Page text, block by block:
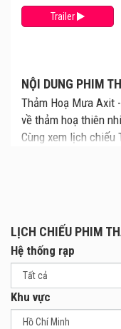
NỘI DUNG PHIM
Thảm Hoạ Mưa Axit
về thảm hoạ thiên
Cùng xem lịch chiếu
Thảm Hoạ Mưa
khí hậu, bộ phim
giành giật lấy sự
khỏi thảm hoạ diệt
Giữa một đợt nắng
như làn gió xua tan
trên bầu trời nước
Trailer
LỊCH CHIẾU PHIM
Hệ thống rạp
Khu vực